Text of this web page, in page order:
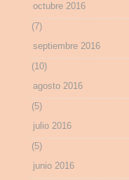
octubre 2016
(7)
septiembre 2016
(10)
agosto 2016
(5)
julio 2016
(5)
junio 2016